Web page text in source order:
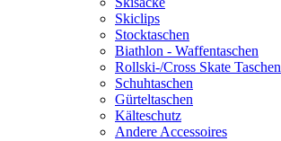
Skiclips
Stocktaschen
Biathlon - Waffentaschen
Rollski-/Cross Skate Taschen
Schuhtaschen
Gürteltaschen
Kälteschutz
Andere Accessoires